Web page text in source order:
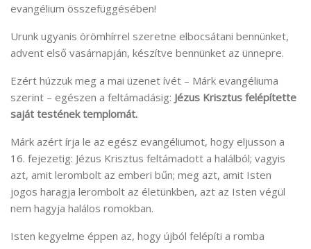
evangélium összefüggésében!
Urunk ugyanis örömhírrel szeretne elbocsátani bennünket,
advent első vasárnapján, készítve bennünket az ünnepre.
Ezért húzzuk meg a mai üzenet ívét – Márk evangéliuma
szerint – egészen a feltámadásig: Jézus Krisztus felépítette
saját testének templomát.
Márk azért írja le az egész evangéliumot, hogy eljusson a
16. fejezetig: Jézus Krisztus feltámadott a halálból; vagyis
azt, amit lerombolt az emberi bűn; meg azt, amit Isten
jogos haragja lerombolt az életünkben, azt az Isten végül
nem hagyja halálos romokban.
Isten kegyelme éppen az, hogy újból felépíti a romba